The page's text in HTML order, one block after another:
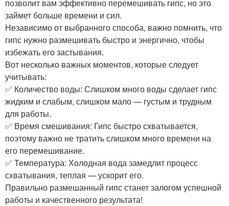
позволит вам эффективно перемешивать гипс, но это
займет больше времени и сил.
Независимо от выбранного способа, важно помнить, что
гипс нужно размешивать быстро и энергично, чтобы
избежать его застывания.
Вот несколько важных моментов, которые следует
учитывать:
✅ Количество воды: Слишком много воды сделает гипс
жидким и слабым, слишком мало — густым и трудным
для работы.
✅ Время смешивания: Гипс быстро схватывается,
поэтому важно не тратить слишком много времени на
его перемешивание.
✅ Температура: Холодная вода замедлит процесс
схватывания, теплая — ускорит его.
Правильно размешанный гипс станет залогом успешной
работы и качественного результата!